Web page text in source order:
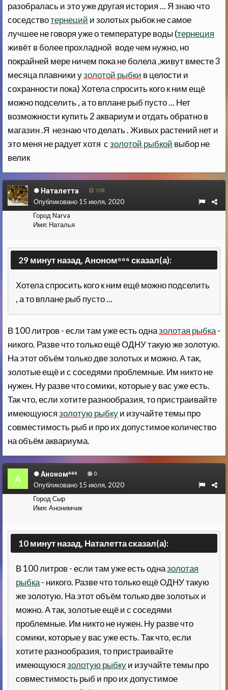
разобралась и это уже другая история ... Я знаю что
соседствотернеций и золотых рыбок не самое
лучшее не говоря уже о температуре воды (тернеция
живёт в более прохладной воде чем нужно, но
покрайней мере ничем пока не болела ,живут вместе 3
месяца плавники узолотой рыбки в целости и
сохранности пока) Хотела спросить кого к ним ещё
можно подселить , а то вплане рыб пусто ... Нет
возможности купить 2 аквариум и отдать обратно в
магазин .Я незнаю что делать . Живых растений нет и
это меня не радует хотя сзолотой рыбкой выбор не
велик
Наталетта 108
Город Narva
Имя: Наталья
Опубликовано 15 июля, 2020
29 минут назад, Аноном⁶⁶⁶ сказал(а):
Хотела спросить кого к ним ещё можно подселить
, а то вплане рыб пусто ...
В 100 литров - если там уже есть одназолотая рыбка-
никого. Разве что только ещё ОДНУ такую же золотую.
На этот объём только две золотых и можно. А так,
золотые ещё и с соседями проблемные. Им никто не
нужен. Ну разве что сомики, которые у вас уже есть.
Так что, если хотите разнообразия, то пристраивайте
имеющуюсязолотую рыбкуи изучайте темы про
совместимость рыб и про их допустимое количество
на объём аквариума.
Аноном⁶⁶⁶ 0
Город Сыр
Имя:Анонимчик
Опубликовано 15 июля, 2020
10 минут назад, Наталетта сказал(а):
В 100 литров - если там уже есть одназолотая
рыбка- никого. Разве что только ещё ОДНУ такую
же золотую. На этот объём только две золотых и
можно. А так, золотые ещё и с соседями
проблемные. Им никто не нужен. Ну разве что
сомики, которые у вас уже есть. Так что, если
хотите разнообразия, то пристраивайте
имеющуюсязолотую рыбкуи изучайте темы про
совместимость рыб и про их допустимое